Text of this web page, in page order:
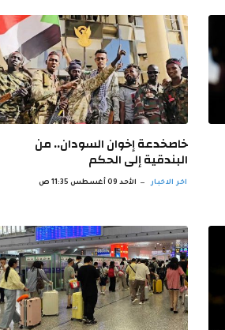
خاصخدعة إخوان السودان.. من
البندقية إلى الحكم
اخر الاخبار الأحد 09 أغسطس 11:35 ص